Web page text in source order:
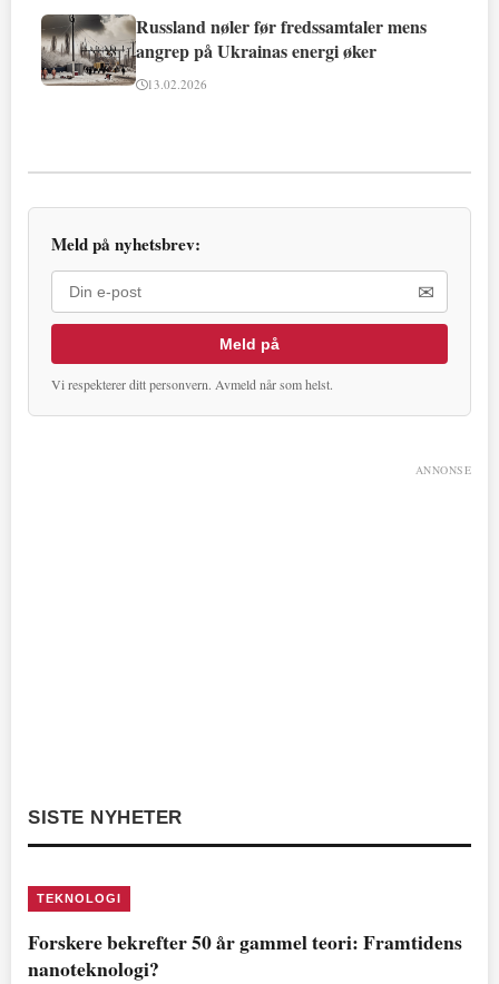
Russland nøler før fredssamtaler mens
angrep på Ukrainas energi øker
13.02.2026
Meld på nyhetsbrev:
✉
Meld på
Vi respekterer ditt personvern. Avmeld når som helst.
ANNONSE
SISTE NYHETER
TEKNOLOGI
Forskere bekrefter 50 år gammel teori: Framtidens
nanoteknologi?